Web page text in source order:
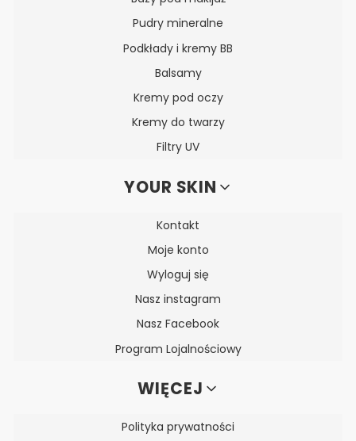
Pudry mineralne
Podkłady i kremy BB
Balsamy
Kremy pod oczy
Kremy do twarzy
Filtry UV
YOUR SKIN
Kontakt
Moje konto
Wyloguj się
Nasz instagram
Nasz Facebook
Program Lojalnościowy
WIĘCEJ
Polityka prywatności